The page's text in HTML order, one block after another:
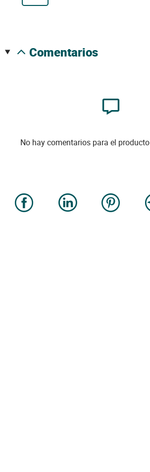
comentarios
No hay comentarios para el producto